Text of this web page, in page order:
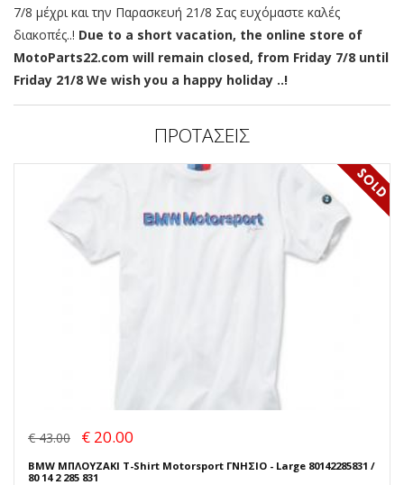
7/8 μέχρι και την Παρασκευή 21/8 Σας ευχόμαστε καλές
διακοπές..! Due to a short vacation, the online store of
MotoParts22.com will remain closed, from Friday 7/8 until
Friday 21/8 We wish you a happy holiday ..!
ΠΡΟΤΑΣΕΙΣ
€ 43.00 € 20.00
BMW ΜΠΛΟΥΖΑΚΙ T-Shirt Motorsport ΓΝΗΣΙΟ - Large 80142285831 /
80 14 2 285 831